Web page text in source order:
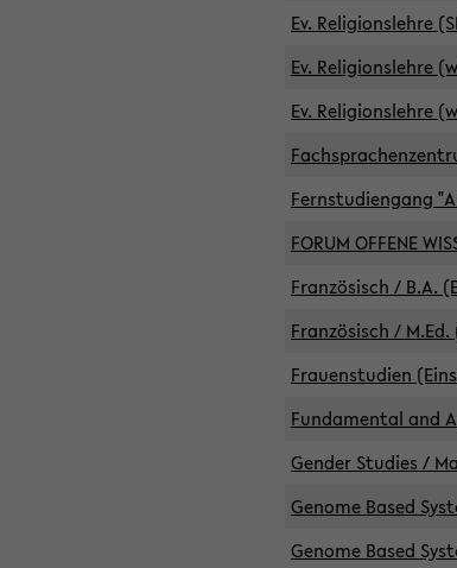
Ev. Religionslehre
Ev. Religionslehre
Ev. Religionslehre
Fernstudiengang
FORUM OFFENE
Französisch / B.A.
Französisch /
Frauenstudien
Fundamental and
Gender Studies /
Genome Based
Genome Based